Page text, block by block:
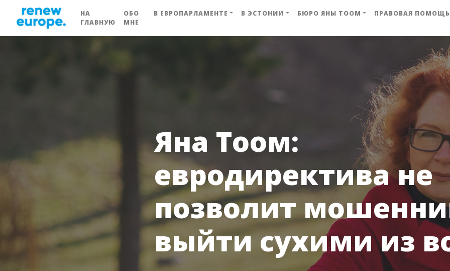
НА
ГЛАВНУЮ
ОБО
МНЕ
В ЕВРОПАРЛАМЕНТЕ В ЭСТОНИИ БЮРО ЯНЫ ТООМ ПРАВОВАЯ ПОМОЩЬ
Яна Тоом:
евродиректива не
позволит
выйти сухими из